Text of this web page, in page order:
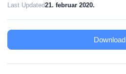
Last Updated21. februar 2020.
Download